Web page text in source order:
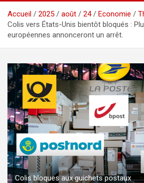
Accueil 2025 août 24 Economie
Colis vers États-Unis bientôt bloqués :
européennes annonceront un arrêt.
Colis bloques aux guichets postaux